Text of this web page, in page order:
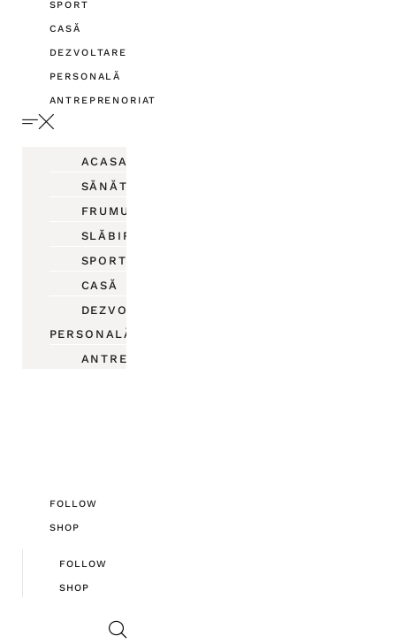
SPORT
CASĂ
DEZVOLTARE
PERSONALĂ
ANTREPRENORIAT
ACASA
SĂNĂTATE
FRUMUSEȚE
SLĂBIRE
SPORT
CASĂ
DEZVOLTARE
PERSONALĂ
ANTREPRENORIAT
FOLLOW
SHOP
FOLLOW
SHOP